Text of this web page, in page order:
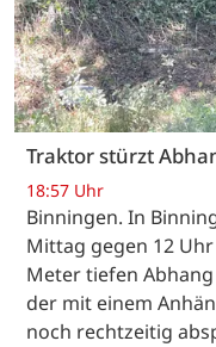
Traktor stürzt
18:57 Uhr
Binningen. In
Mittag gegen 12
Meter tiefen
der mit einem
noch rechtzeitig